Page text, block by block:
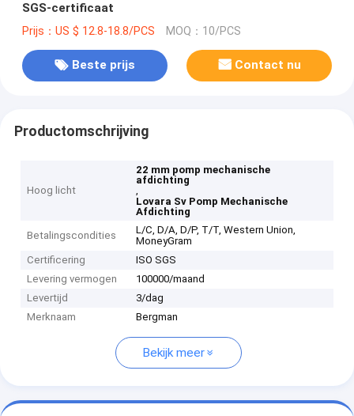
SGS-certificaat
Prijs：US $ 12.8-18.8/PCS MOQ：10/PCS
Beste prijs Contact nu
Productomschrijving
Hoog licht
22 mm pomp mechanische
afdichting
,
Lovara Sv Pomp Mechanische
Afdichting
Betalingscondities
L/C, D/A, D/P, T/T, Western Union,
MoneyGram
Certificering
ISO SGS
Levering vermogen
100000/maand
Levertijd
3/dag
Merknaam
Bergman
Bekijk meer